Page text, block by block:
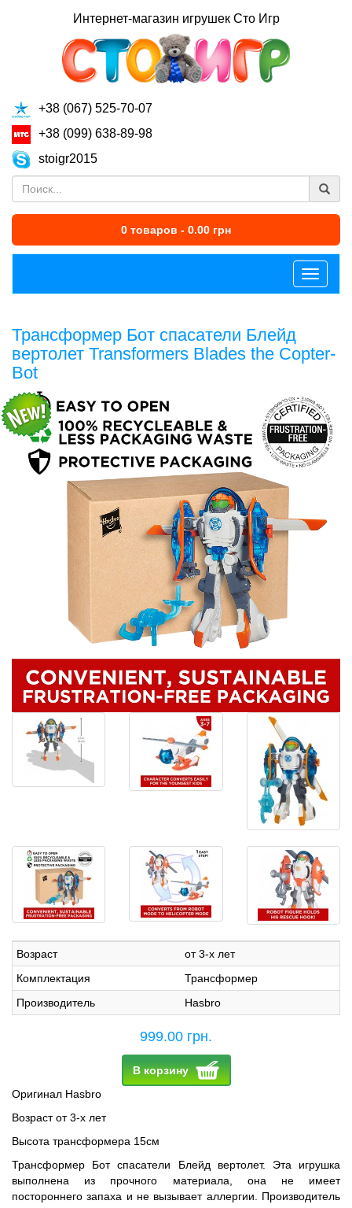
Интернет-магазин игрушек Сто Игр
+38 (067) 525-70-07
+38 (099) 638-89-98
stoigr2015
0 товаров - 0.00 грн
Меню
Трансформер Бот спасатели Блейд
вертолет Transformers Blades the Copter-
Bot
Возраст
от 3-х лет
Комплектация
Трансформер
Производитель
Hasbro
999.00 грн.
В корзину
Оригинал Hasbro
Возраст от 3-х лет
Высота трансформера 15см
Трансформер Бот спасатели Блейд вертолет. Эта игрушка
выполнена из прочного материала, она не имеет
постороннего запаха и не вызывает аллергии. Производитель